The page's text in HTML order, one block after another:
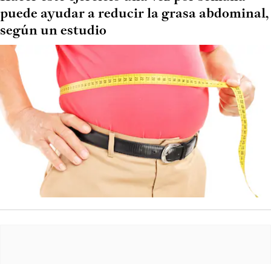
puede ayudar a reducir la grasa abdominal,
según un estudio